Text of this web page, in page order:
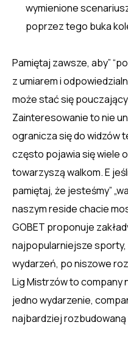
wymienione
poprzez tego buka
Pamiętaj zawsze, aby”
z umiarem i
może stać się
Zainteresowanie to nie
ogranicza się do widzów
często pojawia się wiele
towarzyszą walkom. E
pamiętaj, że jesteśmy”
naszym reside chacie
GOBET proponuje
najpopularniejsze
wydarzeń, po niszowe
Lig Mistrzów to company
jedno wydarzenie,
najbardziej rozbudowaną